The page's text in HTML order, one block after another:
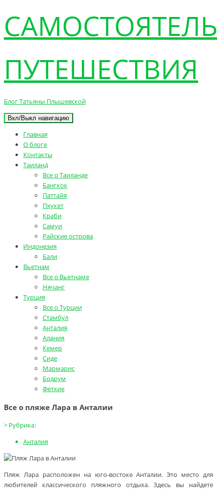
ПУТЕШЕСТВИЯ
Блог Татьяны Плышевской
Вкл/Выкл навигацию
Главная
О блоге
Контакты
Таиланд
Все о Таиланде
Бангкок
Паттайя
Пхукет
Краби
Самуи
Райские острова
Индонезия
Бали
Вьетнам
Все о Вьетнаме
Нячанг
Турция
Все о Турции
Стамбул
Анталия
Алания
Кемер
Сиде
Мармарис
Бодрум
Фетхие
Все о пляже Лара в Анталии
> Рубрика:
Анталия
Пляж Лара расположен на юго-востоке Анталии. Это место для
любителей классического пляжного отдыха. Здесь вы найдете